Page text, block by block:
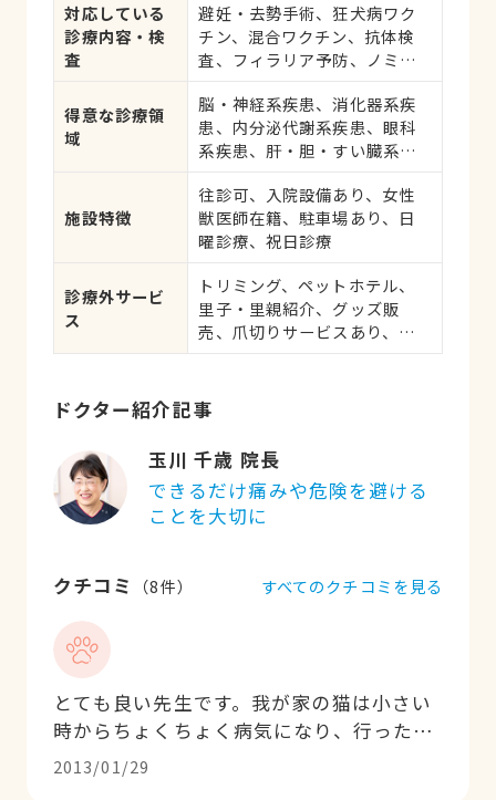
対応している
診療内容・検
査
避妊・去勢手術、狂犬病ワク
チン、混合ワクチン、抗体検
査、フィラリア予防、ノミ・
応、健康診断、各種検査、外
科手術
得意な診療領
域
脳・神経系疾患、消化器系疾
患、内分泌代謝系疾患、眼科
系疾患、肝・胆・すい臓系疾
疾患、寄生虫、心の病気、皮
膚系疾患、腎・泌尿器系疾
患、生殖器系疾患、アレルギ
その他
施設特徴
往診可、入院設備あり、女性
獣医師在籍、駐車場あり、日
曜診療、祝日診療
診療外サービ
ス
トリミング、ペットホテル、
里子・里親紹介、グッズ販
売、爪切りサービスあり、し
ドクター紹介記事
玉川 千歳 院長
できるだけ痛みや危険を避ける
ことを大切に
クチコミ （8件）
とても良い先生です。我が家の猫は小さい
時からちょくちょく病気になり、行った病
院に疑問を持つたびに病院を変えてきまし
た。ここの口コミを見て、少し家からは遠
2013/01/29
すべてのクチコミを見る